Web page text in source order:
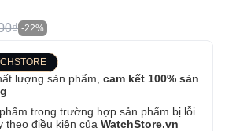
-22%
lượng sản phẩm, cam kết 100% sản
trong trường hợp sản phẩm bị lỗi
theo điều kiện của WatchStore.vn